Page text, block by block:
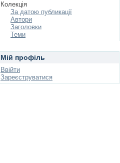
Колекція
За датою публикації
Автори
Заголовки
Теми
Мій профіль
Ввійти
Зареєструватися